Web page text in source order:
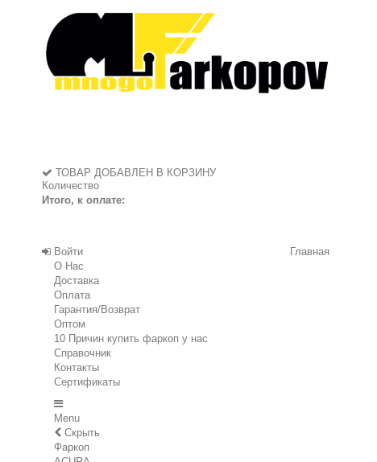
ТОВАР ДОБАВЛЕН В КОРЗИНУ
Количество
Итого, к оплате:
Войти
Главная
О Нас
Доставка
Оплата
Гарантия/Возврат
Оптом
10 Причин купить фаркоп у нас
Справочник
Контакты
Сертификаты
Menu
Скрыть
Фаркоп